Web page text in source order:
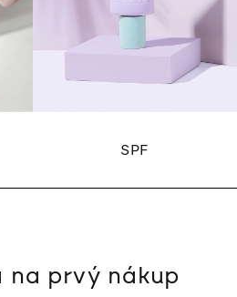
SPF
na prvý nákup